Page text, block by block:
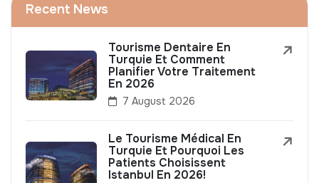
Recent News
Tourisme Dentaire En
Turquie Et Comment
Planifier Votre Traitement
En 2026
7 August 2026
Le Tourisme Médical En
Turquie Et Pourquoi Les
Patients Choisissent
Istanbul En 2026!